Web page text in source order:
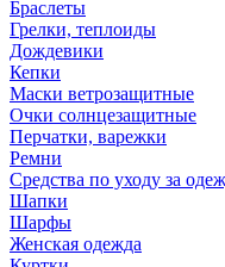
Браслеты
Грелки, теплоиды
Дождевики
Кепки
Маски ветрозащитные
Очки солнцезащитные
Перчатки, варежки
Ремни
Средства по уходу за
Шапки
Шарфы
Женская одежда